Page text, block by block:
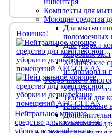
инвентаря
Комплекты для
Моющие средства
Для мытья
поломоечных
Для уборки
ковровых
Химические
из мрамора и
Уборочные и
Уборочные
Тележки для
Пластиковые
Комплекты
Новинка!
Нейтральное моющее
средство для комплексной
уборки и дезинфекции